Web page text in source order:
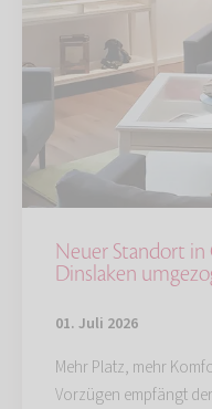
Neuer Standort in
Dinslaken
01. Juli 2026
Mehr Platz, mehr
Vorzügen empfängt